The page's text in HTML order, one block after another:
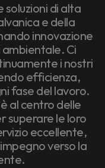
soluzioni di alta
e della
innovazione
Ci
i nostri
efficienza,
fase del lavoro.
al centro delle
superare le loro
eccellente,
verso la